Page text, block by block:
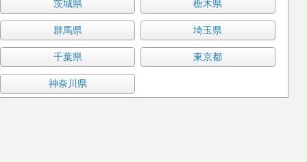
茨城県 栃木県
群馬県 埼玉県
千葉県 東京都
神奈川県